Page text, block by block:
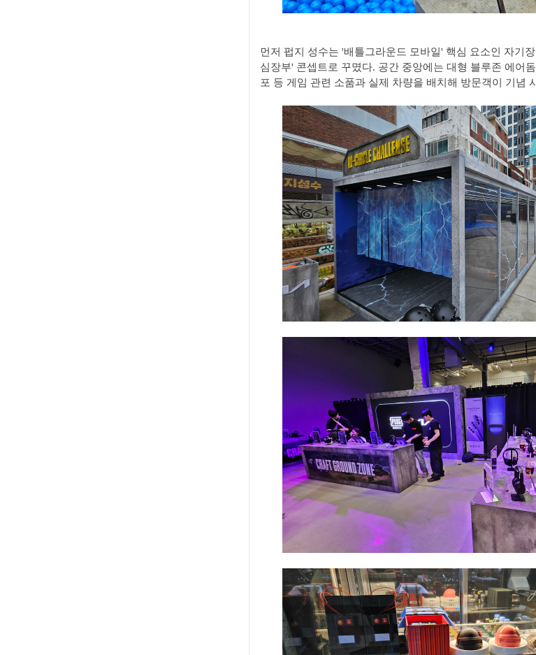
먼저 펍지 성수는 '배틀그라운드 모바일' 핵심 요소인 자기
심장부' 콘셉트로 꾸몄다. 공간 중앙에는 대형 블루존 에어
포 등 게임 관련 소품과 실제 차량을 배치해 방문객이 기념